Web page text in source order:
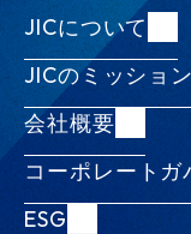
JICについて
JICのミッション
会社概要
コーポレートガバ
公表事項
公表事項
事業報告 / 公開情報
政府保証借入／政府
Recruit
JICについて
JICのミッション
会社概要
コーポレートガ
ESG